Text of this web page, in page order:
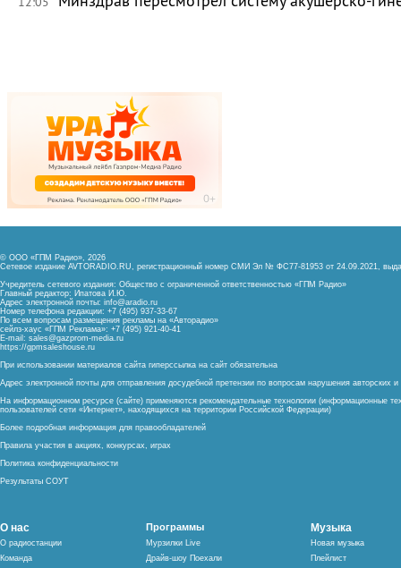
© ООО «ГПМ Радио», 2026
Сетевое издание AVTORADIO.RU, регистрационный номер СМИ Эл № ФС77-81953 от 24.09.2021,
Учредитель сетевого издания: Общество с ограниченной ответственностью «ГПМ Радио»
Главный редактор: Ипатова И.Ю.
Адрес электронной почты: info@aradio.ru
Номер телефона редакции: +7 (495) 937-33-67
По всем вопросам размещения рекламы на «Авторадио»
сейлз-хаус «ГПМ Реклама»: +7 (495) 921-40-41
E-mail: sales@gazprom-media.ru
https://gpmsaleshouse.ru
При использовании материалов сайта гиперссылка на сайт обязательна
Адрес электронной почты для отправления досудебной претензии по вопросам нарушения авторских
На информационном ресурсе (сайте) применяются рекомендательные технологии (информационные
пользователей сети «Интернет», находящихся на территории Российской Федерации)
Более подробная информация для правообладателей
Правила участия в акциях, конкурсах, играх
Политика конфиденциальности
Результаты СОУТ
О нас
О радиостанции
Команда
Программы
Мурзилки Live
Драйв-шоу Поехали
Музыка
Новая музыка
Плейлист